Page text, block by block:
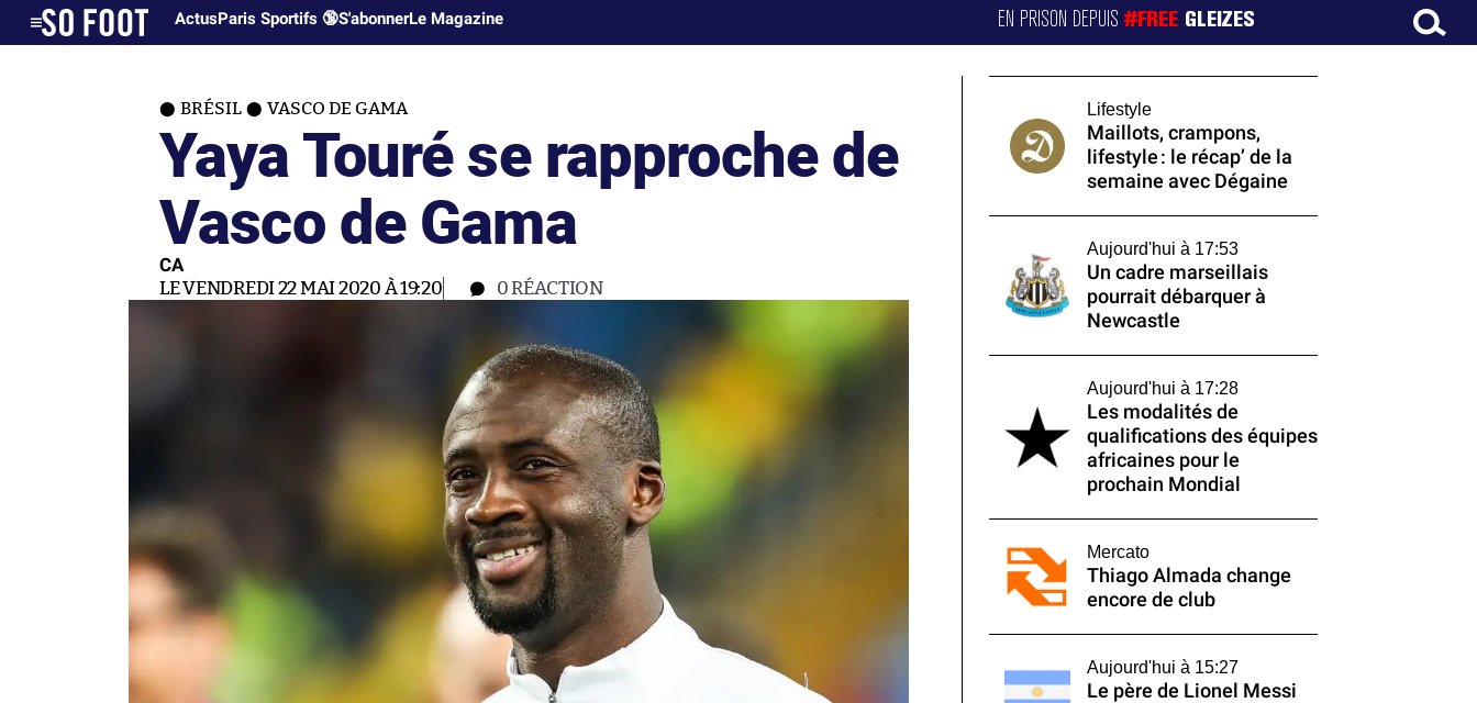
ActusParis Sportifs 🔞S'abonnerLe Magazine EN PRISON DEPUIS#FREE GLEIZES
BRÉSIL VASCO DE GAMA
Yaya Touré se rapproche de
Vasco de Gama
CA
LE VENDREDI 22 MAI 2020 À 19:20 0RÉACTION
Lifestyle
Maillots, crampons,
lifestyle : le récap’ de la
semaine avec Dégaine
Aujourd'hui à 17:53
Un cadre marseillais
pourrait débarquer à
Newcastle
Aujourd'hui à 17:28
Les modalités de
qualifications des équipes
africaines pour le
prochain Mondial
Mercato
Thiago Almada change
encore de club
Aujourd'hui à 15:27
Le père de Lionel Messi